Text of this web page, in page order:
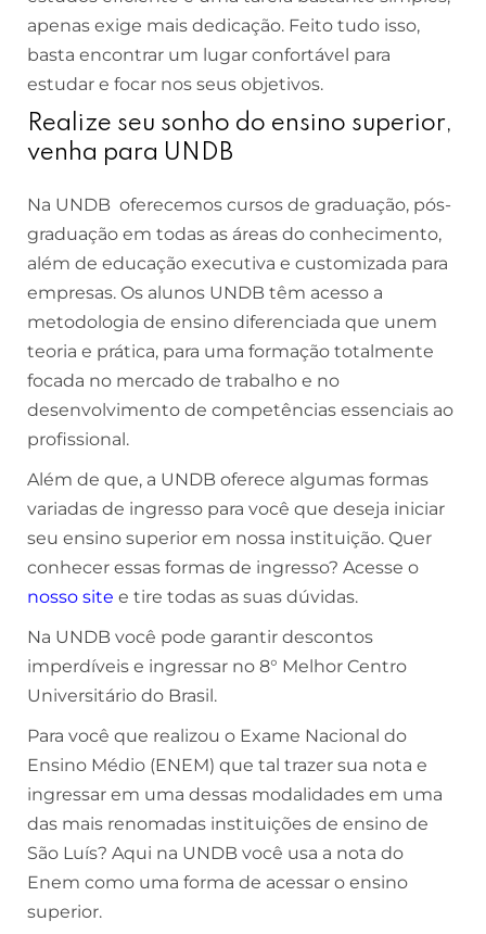
apenas exige mais dedicação. Feito tudo isso,
basta encontrar um lugar confortável para
estudar e focar nos seus objetivos.
Realize seu sonho do ensino superior,
venha para UNDB
Na UNDB oferecemos cursos de graduação, pós-
graduação em todas as áreas do conhecimento,
além de educação executiva e customizada para
empresas. Os alunos UNDB têm acesso a
metodologia de ensino diferenciada que unem
teoria e prática, para uma formação totalmente
focada no mercado de trabalho e no
desenvolvimento de competências essenciais ao
profissional.
Além de que, a UNDB oferece algumas formas
variadas de ingresso para você que deseja iniciar
seu ensino superior em nossa instituição. Quer
conhecer essas formas de ingresso? Acesse o
nosso site e tire todas as suas dúvidas.
Na UNDB você pode garantir descontos
imperdíveis e ingressar no 8° Melhor Centro
Universitário do Brasil.
Para você que realizou o Exame Nacional do
Ensino Médio (ENEM) que tal trazer sua nota e
ingressar em uma dessas modalidades em uma
das mais renomadas instituições de ensino de
São Luís? Aqui na UNDB você usa a nota do
Enem como uma forma de acessar o ensino
superior.